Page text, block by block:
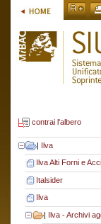
contrai l'albero
| Ilva
Ilva Alti Forni e
Italsider
Ilva
| Ilva - Archivi